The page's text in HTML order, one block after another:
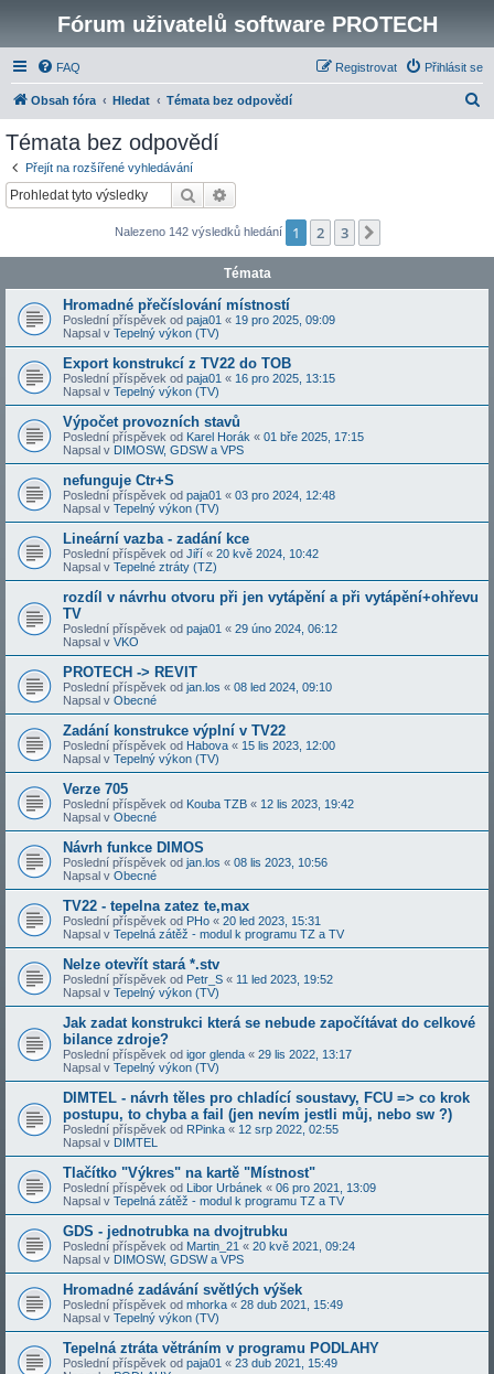
Fórum uživatelů software PROTECH
FAQ Přihlásit se
Registrovat
Obsah fóra Hledat Témata bez odpovědí
Témata bez odpovědí
Přejít na rozšířené vyhledávání
Hledat
Nalezeno 142 výsledků hledání 1 2 3
Témata
Hromadné přečíslování místností
Poslední příspěvek od paja01 « 19 pro 2025, 09:09
Napsal v Tepelný výkon (TV)
Export konstrukcí z TV22 do TOB
Poslední příspěvek od paja01 « 16 pro 2025, 13:15
Napsal v Tepelný výkon (TV)
Výpočet provozních stavů
Poslední příspěvek od Karel Horák « 01 bře 2025, 17:15
Napsal v DIMOSW, GDSW a VPS
nefunguje Ctr+S
Poslední příspěvek od paja01 « 03 pro 2024, 12:48
Napsal v Tepelný výkon (TV)
Lineární vazba - zadání kce
Poslední příspěvek od Jiří « 20 kvě 2024, 10:42
Napsal v Tepelné ztráty (TZ)
rozdíl v návrhu otvoru při jen vytápění a při vytápění+ohřevu
TV
Poslední příspěvek od paja01 « 29 úno 2024, 06:12
Napsal v VKO
PROTECH -> REVIT
Poslední příspěvek od jan.los « 08 led 2024, 09:10
Napsal v Obecné
Zadání konstrukce výplní v TV22
Poslední příspěvek od Habova « 15 lis 2023, 12:00
Napsal v Tepelný výkon (TV)
Verze 705
Poslední příspěvek od Kouba TZB « 12 lis 2023, 19:42
Napsal v Obecné
Návrh funkce DIMOS
Poslední příspěvek od jan.los « 08 lis 2023, 10:56
Napsal v Obecné
TV22 - tepelna zatez te,max
Poslední příspěvek od PHo « 20 led 2023, 15:31
Napsal v Tepelná zátěž - modul k programu TZ a TV
Nelze otevřít stará *.stv
Poslední příspěvek od Petr_S « 11 led 2023, 19:52
Napsal v Tepelný výkon (TV)
Jak zadat konstrukci která se nebude započítávat do celkové
bilance zdroje?
Poslední příspěvek od igor glenda « 29 lis 2022, 13:17
Napsal v Tepelný výkon (TV)
DIMTEL - návrh těles pro chladící soustavy, FCU => co krok
postupu, to chyba a fail (jen nevím jestli můj, nebo sw ?)
Poslední příspěvek od RPinka « 12 srp 2022, 02:55
Napsal v DIMTEL
Tlačítko "Výkres" na kartě "Místnost"
Poslední příspěvek od Libor Urbánek « 06 pro 2021, 13:09
Napsal v Tepelná zátěž - modul k programu TZ a TV
GDS - jednotrubka na dvojtrubku
Poslední příspěvek od Martin_21 « 20 kvě 2021, 09:24
Napsal v DIMOSW, GDSW a VPS
Hromadné zadávání světlých výšek
Poslední příspěvek od mhorka « 28 dub 2021, 15:49
Napsal v Tepelný výkon (TV)
Tepelná ztráta větráním v programu PODLAHY
Poslední příspěvek od paja01 « 23 dub 2021, 15:49